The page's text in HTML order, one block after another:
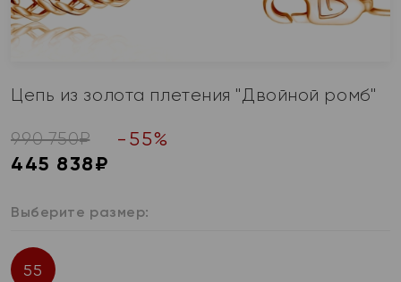
Цепь из золота плетения "Двойной ромб"
990 750₽ - 55%
445 838₽
Выберите размер:
55